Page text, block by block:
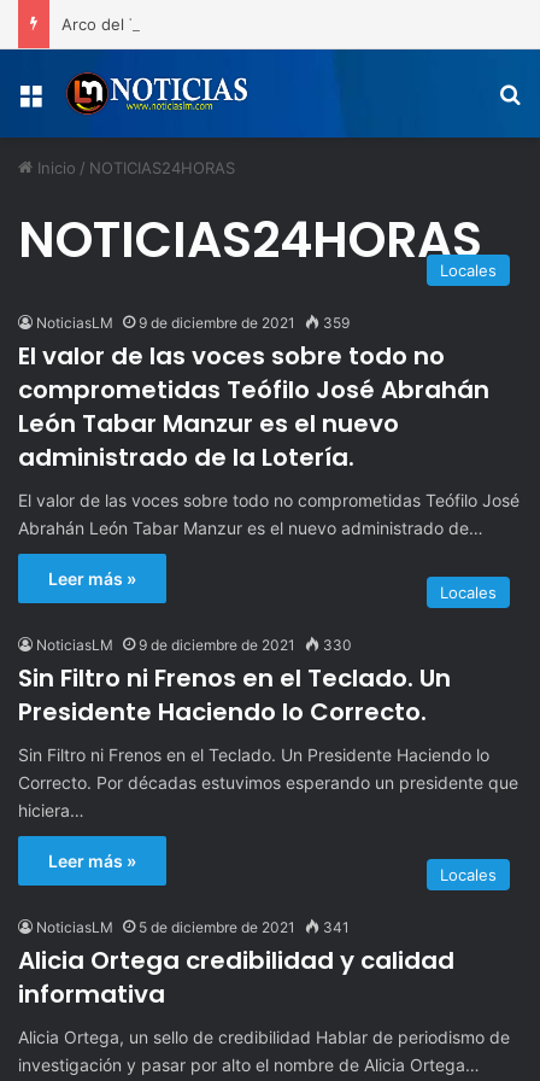
Menú
Inicio / NOTICIAS24HORAS
NOTICIAS24HORAS
Locales
NoticiasLM 9 de diciembre de 2021 359
El valor de las voces sobre todo no
comprometidas Teófilo José Abrahán
León Tabar Manzur es el nuevo
administrado de la Lotería.
El valor de las voces sobre todo no comprometidas Teófilo José
Abrahán León Tabar Manzur es el nuevo administrado de…
Leer más »
Locales
NoticiasLM 9 de diciembre de 2021 330
Sin Filtro ni Frenos en el Teclado. Un
Presidente Haciendo lo Correcto.
Sin Filtro ni Frenos en el Teclado. Un Presidente Haciendo lo
Correcto. Por décadas estuvimos esperando un presidente que
hiciera…
Leer más »
Locales
NoticiasLM 5 de diciembre de 2021 341
Alicia Ortega credibilidad y calidad
informativa
Alicia Ortega, un sello de credibilidad Hablar de periodismo de
investigación y pasar por alto el nombre de Alicia Ortega…